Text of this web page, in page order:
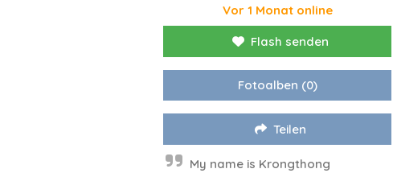
Vor 1 Monat online
Flash senden
Fotoalben (0)
Teilen
My name is Krongthong